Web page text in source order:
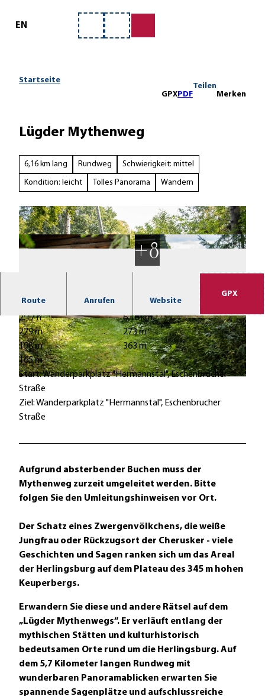
EN
Merkzettel
Suche
Startseite
GPXPDF
Teilen
Merken
Lügder Mythenweg
6,16 km lang Rundweg Schwierigkeit: mittel
Kondition: leicht Tolles Panorama Wandern
© JESSICA BEUCHLER |CC-BY-SA © JESSICA BEUCHLER |CC-BY-SA
Route Anrufen Website
GPX
2:17 h
6,16 km
279 m
273 m
198 m
363 m
165 m
Start: Wanderparkplatz "Hermannstal", Eschenbrucher
Straße
Ziel: Wanderparkplatz "Hermannstal", Eschenbrucher
Straße
Aufgrund absterbender Buchen muss der
Mythenweg zurzeit umgeleitet werden. Bitte
folgen Sie den Umleitungshinweisen vor Ort.
Der Schatz eines Zwergenvölkchens, die weiße
Jungfrau oder Rückzugsort der Cherusker - viele
Geschichten und Sagen ranken sich um das Areal
der Herlingsburg auf dem Plateau des 345 m hohen
Keuperbergs.
Erwandern Sie diese und andere Rätsel auf dem
„Lügder Mythenwegs“. Er verläuft entlang der
mythischen Stätten und kulturhistorisch
bedeutsamen Orte rund um die Herlingsburg. Auf
dem 5,7 Kilometer langen Rundweg mit
wunderbaren Panoramablicken erwarten Sie
spannende Sagenplätze und aufschlussreiche